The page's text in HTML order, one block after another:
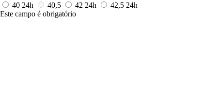
40 24h 40,5 42 24h 42,5 24h
Este campo é obrigatório